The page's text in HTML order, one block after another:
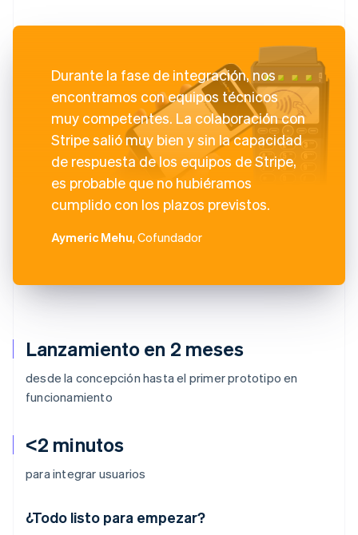
Lanzamiento en 2 meses
desde la concepción hasta el primer prototipo en
funcionamiento
<2 minutos
para integrar usuarios
¿Todo listo para empezar?
Durante la fase de integración, nos
encontramos con equipos técnicos
muy competentes. La colaboración con
Stripe salió muy bien y sin la capacidad
de respuesta de los equipos de Stripe,
es probable que no hubiéramos
cumplido con los plazos previstos.
Aymeric Mehu, Cofundador